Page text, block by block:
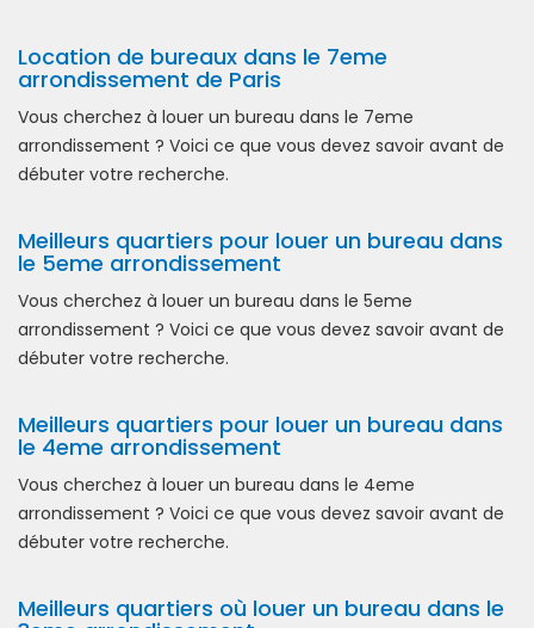
Location de bureaux dans le 7eme
arrondissement de Paris
Vous cherchez à louer un bureau dans le 7eme
arrondissement ? Voici ce que vous devez savoir avant de
débuter votre recherche.
Meilleurs quartiers pour louer un bureau dans
le 5eme arrondissement
Vous cherchez à louer un bureau dans le 5eme
arrondissement ? Voici ce que vous devez savoir avant de
débuter votre recherche.
Meilleurs quartiers pour louer un bureau dans
le 4eme arrondissement
Vous cherchez à louer un bureau dans le 4eme
arrondissement ? Voici ce que vous devez savoir avant de
débuter votre recherche.
Meilleurs quartiers où louer un bureau dans le